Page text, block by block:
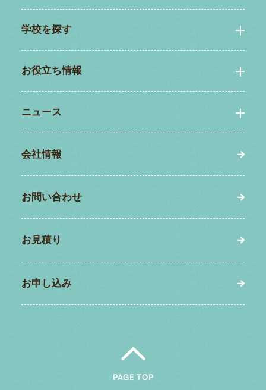
学校を探す
お役立ち情報
ニュース
会社情報
お問い合わせ
お見積り
お申し込み
PAGE TOP